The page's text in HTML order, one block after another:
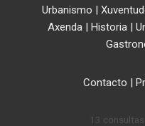
Urbanismo |
Axenda| Historia|
Contacto |
13